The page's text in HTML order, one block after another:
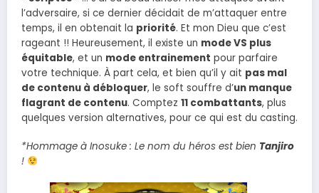
l’adversaire, si ce dernier décidait de m’attaquer entre
temps, il en obtenait la priorité. Et mon Dieu que c’est
rageant !! Heureusement, il existe un mode VS plus
équitable, et un mode entrainement pour parfaire
votre technique. À part cela, et bien qu’il y ait pas mal
de contenu à débloquer, le soft souffre d’un manque
flagrant de contenu. Comptez 11 combattants, plus
quelques version alternatives, pour ce qui est du casting.
*Hommage à Inosuke : Le nom du héros est bien Tanjiro
!